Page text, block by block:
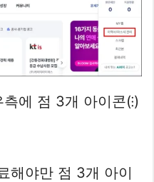
에 점 3개 아이콘(⁝)
해야만 점 3개 아이